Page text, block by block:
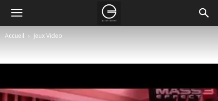
Accueil Jeux Video